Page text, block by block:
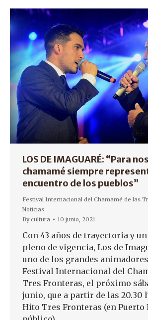
LOS DE IMAGUARÉ: “Para
chamamé siempre
encuentro de los pueblos”
Festival Internacional del Chamamé de las
Noticias
Bycultura 10 junio, 2021
Con 43 años de trayectoria y
pleno de vigencia, Los de
uno de los grandes
Festival Internacional del
Tres Fronteras, el próximo
junio, que a partir de las 20.30
Hito Tres Fronteras (en Puerto